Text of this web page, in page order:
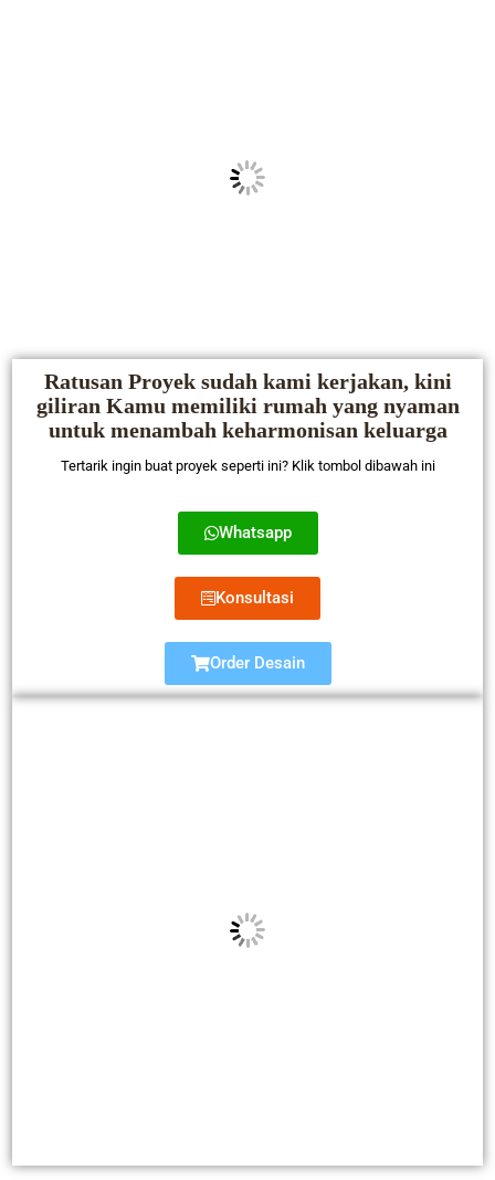
Ratusan Proyek sudah kami kerjakan, kini
giliran Kamu memiliki rumah yang nyaman
untuk menambah keharmonisan keluarga
Tertarik ingin buat proyek seperti ini? Klik tombol dibawah ini
Whatsapp
Konsultasi
Order Desain